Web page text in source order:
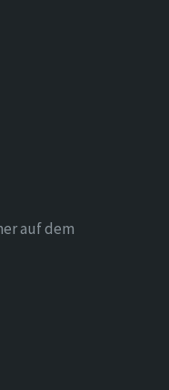
auf dem